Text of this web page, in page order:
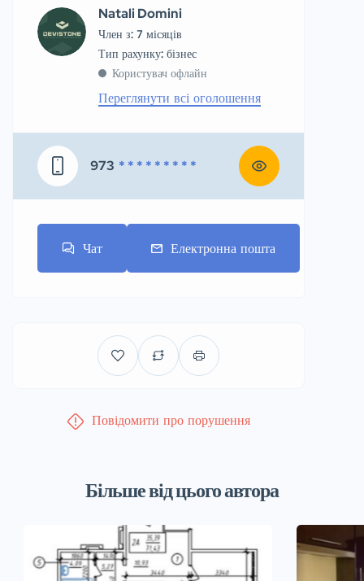
Natali Domini
Член з: 7 місяців
тип рахунку: бізнес
Користувач офлайн
Переглянути всі оголошення
973 * * * * * * * * *
Чат Електронна пошта
Повідомити про порушення
Більше від цього автора